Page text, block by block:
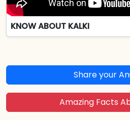
KNOW ABOUT KALKI
Share your
Amazing Facts